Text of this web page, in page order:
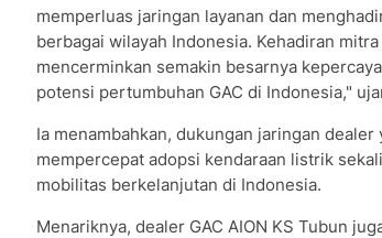
memperluas jaringan layanan dan
berbagai wilayah Indonesia. Kehadiran
mencerminkan semakin besarnya
potensi pertumbuhan GAC di Indonesia,"
Ia menambahkan, dukungan jaringan
mempercepat adopsi kendaraan listrik
mobilitas berkelanjutan di Indonesia.
Menariknya, dealer GAC AION KS Tubun